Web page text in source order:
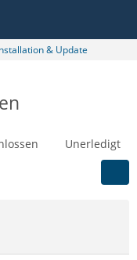
& Update
Unerledigt